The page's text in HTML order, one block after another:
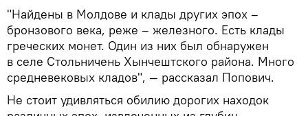
"Найдены в Молдове и клады других эпох –
бронзового века, реже – железного. Есть клады
греческих монет. Один из них был обнаружен
в селе Стольничень Хынчештского района. Много
средневековых кладов", — рассказал Попович.
Не стоит удивляться обилию дорогих находок